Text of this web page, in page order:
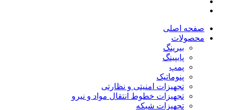
صفحه اصلی
محصولات
بیرینگ
پایپینگ
پمپ
پنوماتیک
تجهیزات امنیتی و نظارتی
تجهیزات خطوط انتقال مواد و نیرو
تجهیزات شبکه